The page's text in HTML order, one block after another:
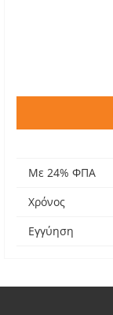
Με 24% ΦΠΑ
Χρόνος
Εγγύηση